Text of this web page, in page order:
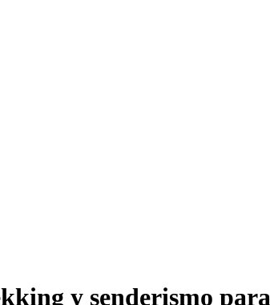
y senderismo